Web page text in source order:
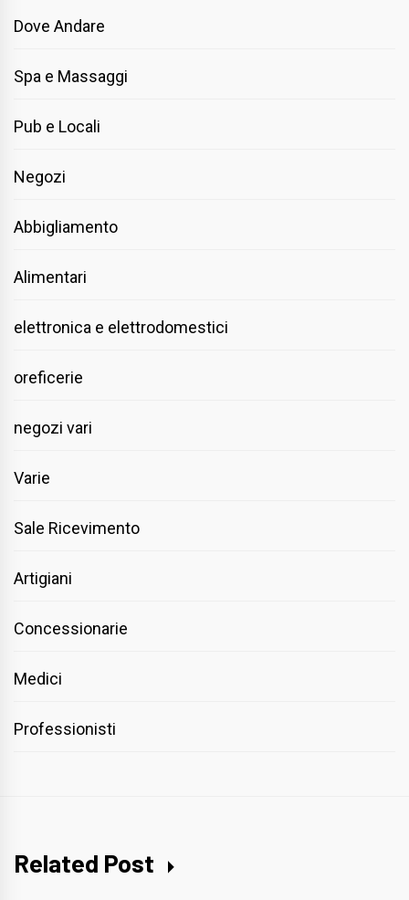
Dove Andare
Spa e Massaggi
Pub e Locali
Negozi
Abbigliamento
Alimentari
elettronica e elettrodomestici
oreficerie
negozi vari
Varie
Sale Ricevimento
Artigiani
Concessionarie
Medici
Professionisti
Related Post